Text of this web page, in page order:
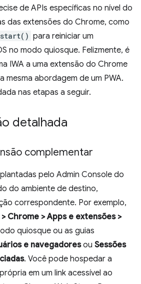
de APIs específicas no nível do
das extensões do Chrome, como
para reiniciar um
no modo quiosque. Felizmente, é
IWA a uma extensão do Chrome
mesma abordagem de um PWA.
nas etapas a seguir.
detalhada
complementar
pelo Admin Console do
do ambiente de destino,
correspondente. Por exemplo,
Chrome > Apps e extensões >
quiosque ou as guias
e navegadoresou Sessões
. Você pode hospedar a
em um link acessível ao